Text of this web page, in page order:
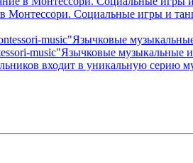
Монтессори. Социальные игры и
music"Язычковые музыкальные
входит в уникальную серию